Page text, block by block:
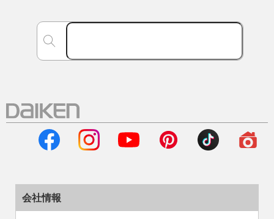
会社情報